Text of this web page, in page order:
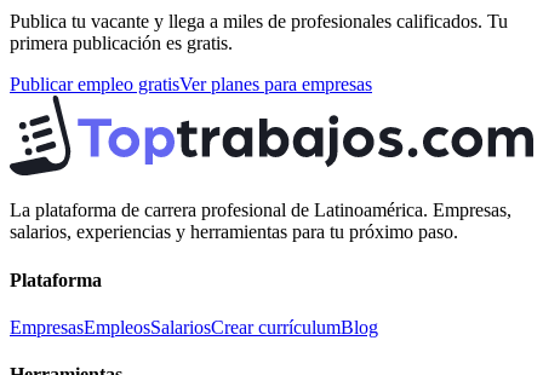
Publica tu vacante y llega a miles de profesionales calificados. Tu
primera publicación es gratis.
Publicar empleo gratisVer planes para empresas
La plataforma de carrera profesional de Latinoamérica. Empresas,
salarios, experiencias y herramientas para tu próximo paso.
Plataforma
EmpresasEmpleosSalariosCrear currículumBlog